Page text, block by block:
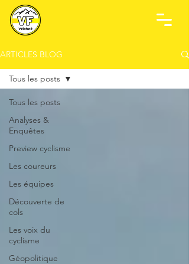
ARTICLES BLOG
Tous les posts
Analyses &
Enquêtes
Preview cyclisme
Les coureurs
Les équipes
Découverte de
cols
Les voix du
cyclisme
Géopolitique
Tous les posts